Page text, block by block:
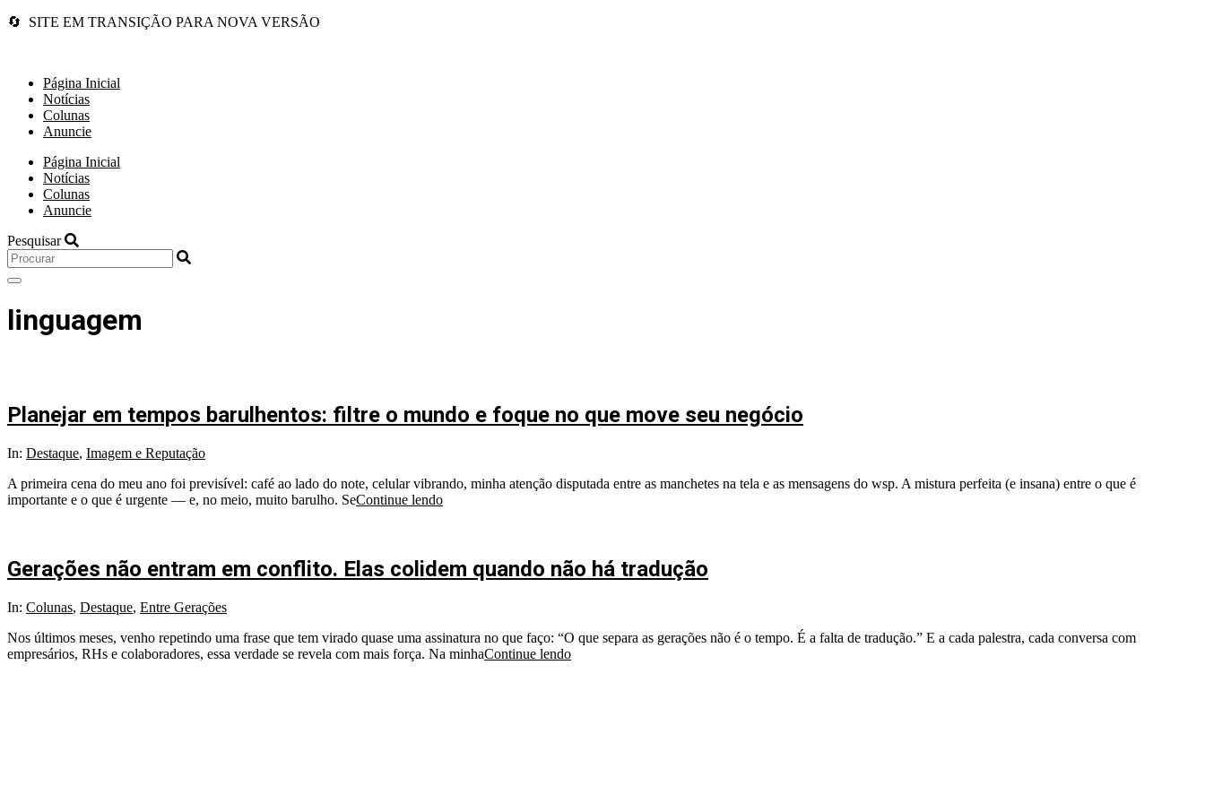
🔄 SITE EM TRANSIÇÃO PARA NOVA VERSÃO
Página Inicial
Notícias
Colunas
Anuncie
Página Inicial
Notícias
Colunas
Anuncie
Pesquisar
linguagem
Planejar em tempos barulhentos: filtre o mundo e foque no que move seu negócio
2026-
13
In: Destaque, Imagem e Reputação
A primeira cena do meu ano foi previsível: café ao lado do note, celular vibrando, minha atenção disputada entre as manchetes na tela e as mensagens do wsp. A mistura perfeita (e insana) entre o que é
importante e o que é urgente — e, no meio, muito barulho. SeContinue lendo
Gerações não entram em conflito. Elas colidem quando não há tradução
2025-
08
In: Colunas, Destaque, Entre Gerações
Nos últimos meses, venho repetindo uma frase que tem virado quase uma assinatura no que faço: “O que separa as gerações não é o tempo. É a falta de tradução.” E a cada palestra, cada conversa com
empresários, RHs e colaboradores, essa verdade se revela com mais força. Na minhaContinue lendo